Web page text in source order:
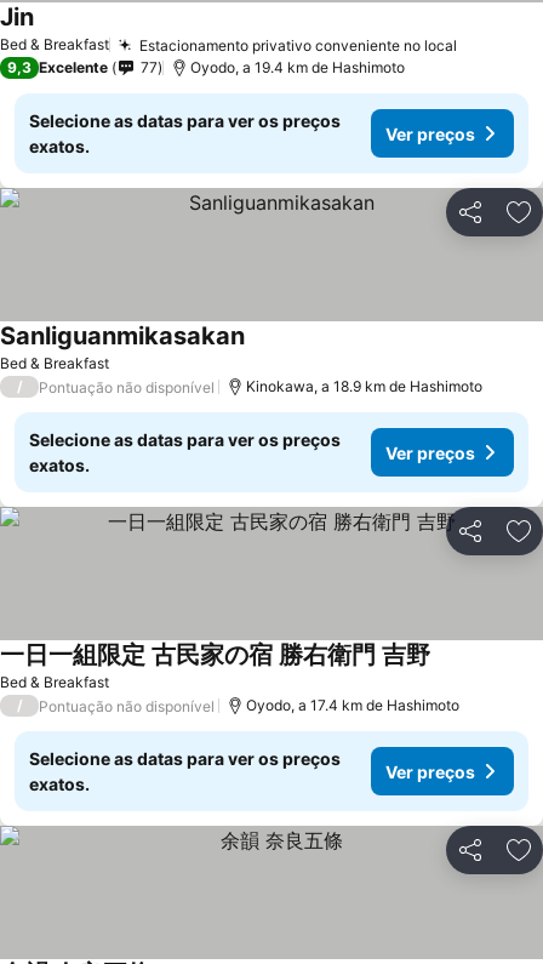
Bed & Breakfast Estacionamento privativo conveniente no local
Jin
9,3 Excelente 77 Oyodo, a 19.4 km de Hashimoto
Selecione as datas para ver os preços
exatos.
Ver preços
Partilhar
Bed & Breakfast
Sanliguanmikasakan
/ Pontuação não disponível Kinokawa, a 18.9 km de Hashimoto
Selecione as datas para ver os preços
exatos.
Ver preços
Partilhar
Bed & Breakfast
一日一組限定 古民家の宿 勝右衛門 吉野
/ Pontuação não disponível Oyodo, a 17.4 km de Hashimoto
Selecione as datas para ver os preços
exatos.
Ver preços
Partilhar